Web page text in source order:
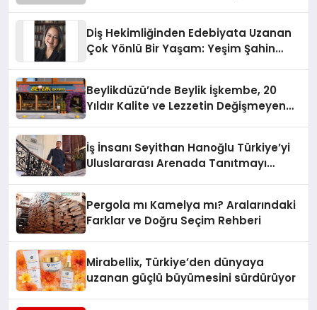
Diş Hekimliğinden Edebiyata Uzanan
Çok Yönlü Bir Yaşam: Yeşim Şahin
Beylikdüzü’nde Beylik İşkembe, 20
Yıldır Kalite ve Lezzetin Değişmeyen
İş İnsanı Seyithan Hanoğlu Türkiye’yi
Uluslararası Arenada Tanıtmayı
Pergola mı Kamelya mı? Aralarındaki
Farklar ve Doğru Seçim Rehberi
Mirabellix, Türkiye’den dünyaya
uzanan güçlü büyümesini sürdürüyor